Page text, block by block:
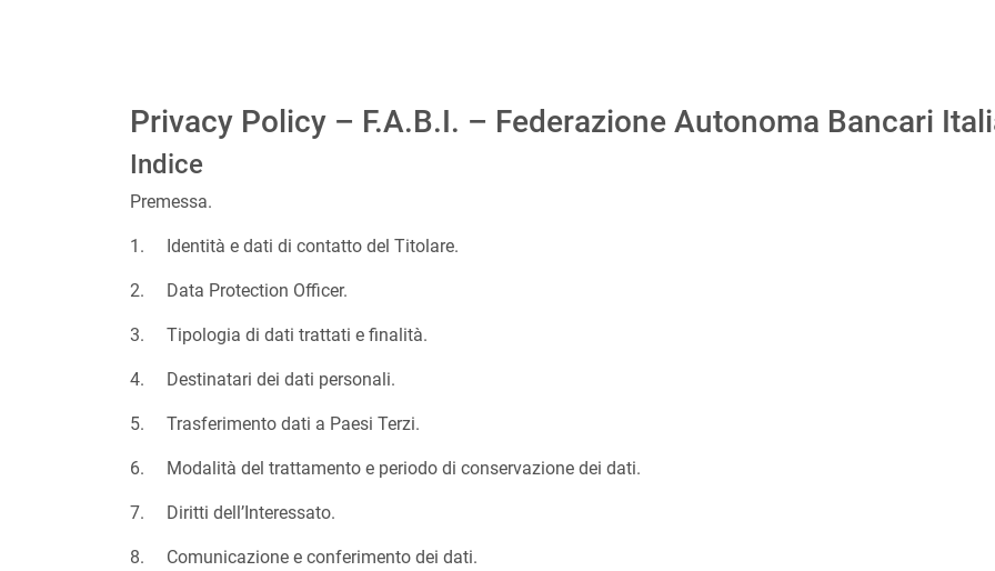
Privacy Policy – F.A.B.I. – Federazione Autonoma Bancari
Indice
Premessa.
1. Identità e dati di contatto del Titolare.
2. Data Protection Officer.
3. Tipologia di dati trattati e finalità.
4. Destinatari dei dati personali.
5. Trasferimento dati a Paesi Terzi.
6. Modalità del trattamento e periodo di conservazione dei dati.
7. Diritti dell’Interessato.
8. Comunicazione e conferimento dei dati.